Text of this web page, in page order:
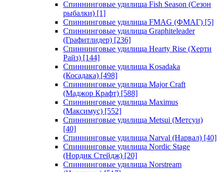
Спиннинговые удилища Fish Season (Сезон
рыбалки) [1]
Спиннинговые удилища FMAG (ФМАГ) [5]
Спиннинговые удилища Graphiteleader
(Графитлидер) [236]
Спиннинговые удилища Hearty Rise (Херти
Райз) [144]
Спиннинговые удилища Kosadaka
(Косадака) [498]
Спиннинговые удилища Major Craft
(Маджор Крафт) [588]
Спиннинговые удилища Maximus
(Максимус) [552]
Спиннинговые удилища Metsui (Метсуи)
[40]
Спиннинговые удилища Narval (Нарвал) [40]
Спиннинговые удилища Nordic Stage
(Нордик Стейдж) [20]
Спиннинговые удилища Norstream